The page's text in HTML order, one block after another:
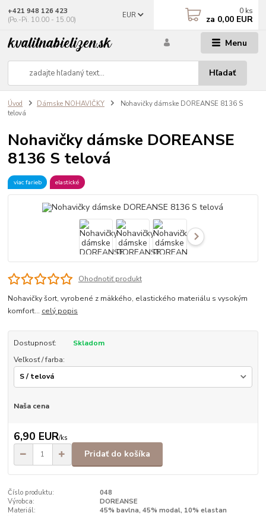
Menu
EUR
Hľadať
+421 948 126 423
(Po.-Pi. 10.00 - 15.00)
0 ks
za 0,00 EUR
Úvod Dámske NOHAVIČKY
Nohavičky dámske DOREANSE 8136 S
telová
Nohavičky dámske DOREANSE
8136 S telová
viac farieb elastické
Ohodnotiť produkt
Nohavičky šort, vyrobené z mäkkého, elastického materiálu s vysokým
komfort... celý popis
Dostupnosť:
Skladom
Veľkosť / farba:
Naša cena
6,90 EUR/ks
Pridať do košíka
Číslo produktu:
048
Výrobca:
DOREANSE
Materiál:
45% bavlna, 45% modal, 10% elastan